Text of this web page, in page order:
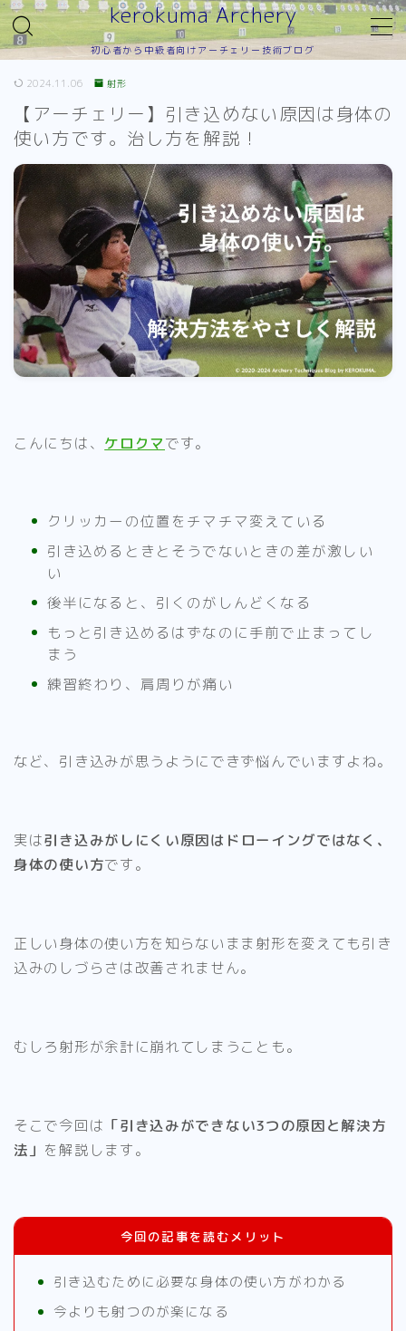
kerokuma Archery
初心者から中級者向けアーチェリー技術ブログ
MENU
TOP
押し手
引き手
フォロースルー
アンカー
初心者育成
筋トレ
上達のコツ
練習
練習メニュー
2024.11.06 射形
【アーチェリー】引き込めない原因は身体の
使い方です。治し方を解説！
こんにちは、 ケロクマです。
クリッカーの位置をチマチマ変えている
引き込めるときとそうでないときの差が激しい
い
後半になると、引くのがしんどくなる
もっと引き込めるはずなのに手前で止まってし
まう
練習終わり、肩周りが痛い
など、引き込みが思うようにできず悩んでいますよね。
実は引き込みがしにくい原因はドローイングではなく、
身体の使い方です。
正しい身体の使い方を知らないまま射形を変えても引き
込みのしづらさは改善されません。
むしろ射形が余計に崩れてしまうことも。
そこで今回は 「引き込みができない3つの原因と解決方
法」 を解説します。
今回の記事を読むメリット
引き込むために必要な身体の使い方がわかる
今よりも射つのが楽になる